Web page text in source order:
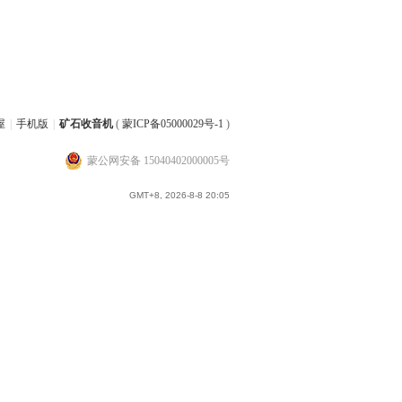
手机版 矿石收音机( 蒙ICP备05000029号-1 )
蒙公网安备 15040402000005号
GMT+8, 2026-8-8 20:05